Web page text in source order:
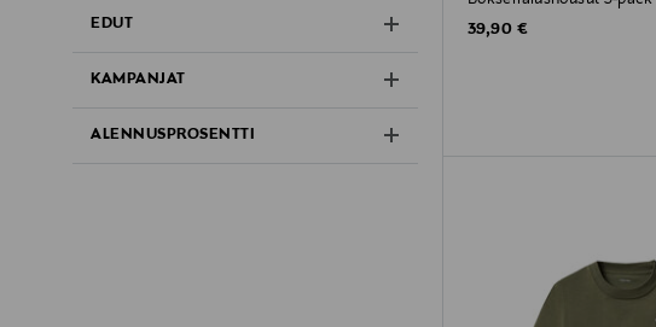
EDUT
KAMPANJAT
ALENNUSPROSENTTI
Original Price
39,90 €